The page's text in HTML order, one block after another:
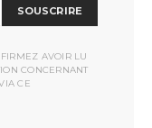
SOUSCRIRE
AVOIR LU
CONCERNANT
CE